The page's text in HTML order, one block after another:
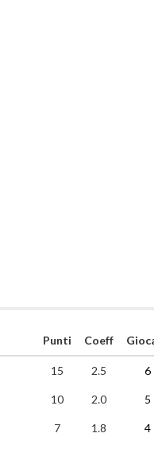
Punti Coeff
15 2.5 6
10 2.0 5
7 1.8 4